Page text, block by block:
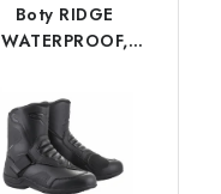
Boty RIDGE
WATERPROOF,
černá) 2026